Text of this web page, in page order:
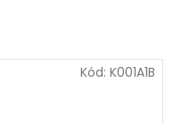
Kód: K001A1B